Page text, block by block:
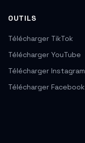
OUTILS
Télécharger TikTok
Télécharger YouTube
Télécharger Instagram
Télécharger Facebook